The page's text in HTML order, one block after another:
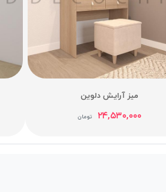
میز آرایش دلوین
۲۴,۵۳۰,۰۰۰ تومان